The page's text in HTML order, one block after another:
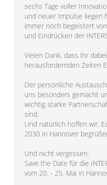
sechs Tage voller
und neuer Impulse liegen
immer noch begeistert
und Eindrücken der
Vielen Dank, dass Ihr
herausfordernden Zeiten
Der persönliche
uns besonders gemacht
wichtig starke
sind.
Und natürlich hoffen wir,
2030 in Hannover
Und nicht vergessen:
Save the Date für die
vom 20. - 25. Mai in